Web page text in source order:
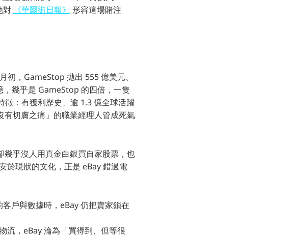
對 《華爾街日報》 形容這場賭注
初，GameStop 拋出 555 億美元、
幾乎是 GameStop 的四倍，一隻
：有獲利歷史、逾 1.3 億全球活躍
切膚之痛」的職業經理人管成死氣
乎沒人用真金白銀買自家股票，也
於現狀的文化，正是 eBay 錯過電
戶與數據時，eBay 仍把賣家鎖在
流，eBay 淪為「買得到、但等很